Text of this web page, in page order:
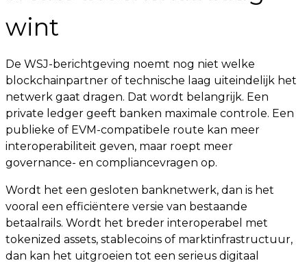
wint
De WSJ-berichtgeving noemt nog niet welke
blockchainpartner of technische laag uiteindelijk het
netwerk gaat dragen. Dat wordt belangrijk. Een
private ledger geeft banken maximale controle. Een
publieke of EVM-compatibele route kan meer
interoperabiliteit geven, maar roept meer
governance- en compliancevragen op.
Wordt het een gesloten banknetwerk, dan is het
vooral een efficiëntere versie van bestaande
betaalrails. Wordt het breder interoperabel met
tokenized assets, stablecoins of marktinfrastructuur,
dan kan het uitgroeien tot een serieus digitaal